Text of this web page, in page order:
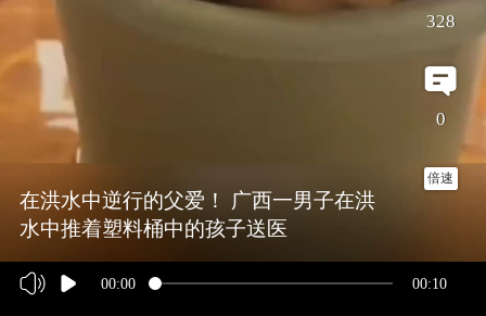
在洪水中逆行的父爱！ 广西一男子在洪
水中推着塑料桶中的孩子送医
00:00 00:10
328
0
倍速